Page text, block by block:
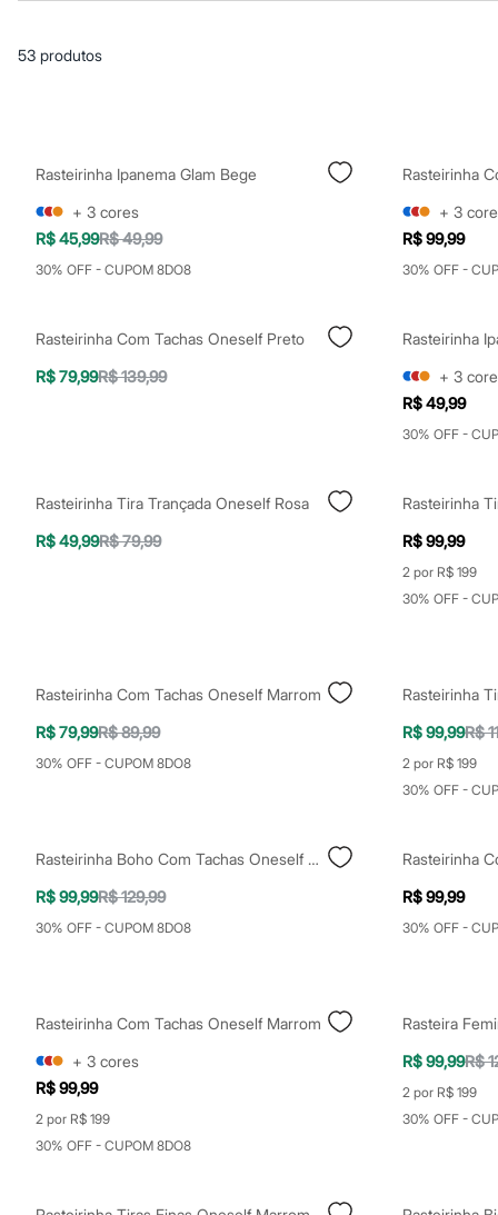
Casacos e Jaquetas
Macacões
Saias
Bonés e Chapéus
Bijoux
Cintos
Óculos
Relógios
Calçados
Sandálias
Sapatilhas
Tênis
Yessica
Acessórios
Calcinhas
Cintas e Modeladores
Meias
Pijamas
Sutiãs e Tops
Personagens
Plus size
Blusas e Camisetas
Calças
Vestidos
Em alta
Dia dos Pais
Novidades
Roupas
Calças
53 produtos
Rasteirinha Ipanema Glam Bege
+ 3 cores
R$ 45,99R$ 49,99
30% OFF - CUPOM 8DO8
Rasteirinha
+ 3
R$ 99,99
30% OFF -
Rasteirinha Com Tachas Oneself Preto
R$ 79,99R$ 139,99
Rasteirinha
+ 3
R$ 49,99
30% OFF -
Rasteirinha Tira Trançada Oneself Rosa
R$ 49,99R$ 79,99
R$ 99,99
2 por R$ 199
30% OFF -
Rasteirinha Com Tachas Oneself Marrom
R$ 79,99R$ 89,99
30% OFF - CUPOM 8DO8
Rasteirinha
R$ 99,99R$
2 por R$ 199
30% OFF -
Rasteirinha Boho Com Tachas Oneself Marrom
R$ 99,99R$ 129,99
30% OFF - CUPOM 8DO8
R$ 99,99
30% OFF -
Rasteirinha Com Tachas Oneself Marrom
+ 3 cores
R$ 99,99
2 por R$ 199
30% OFF - CUPOM 8DO8
Rasteira
R$ 99,99R$
2 por R$ 199
30% OFF -